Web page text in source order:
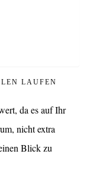
LAUFEN
da es auf Ihr
nicht extra
Blick zu